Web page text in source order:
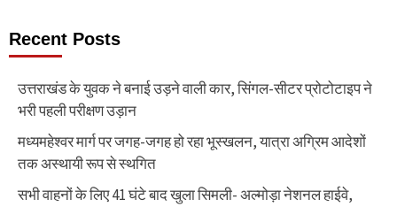
Recent Posts
उत्तराखंड के युवक ने बनाई उड़ने वाली कार, सिंगल-सीटर प्रोटोटाइप ने
भरी पहली परीक्षण उड़ान
मध्यमहेश्वर मार्ग पर जगह-जगह हो रहा भूस्खलन, यात्रा अग्रिम आदेशों
तक अस्थायी रूप से स्थगित
सभी वाहनों के लिए 41 घंटे बाद खुला सिमली- अल्मोड़ा नेशनल हाईवे,